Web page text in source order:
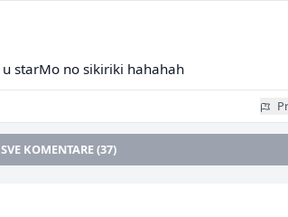
starMo no sikiriki hahahah
KOMENTARE (37)